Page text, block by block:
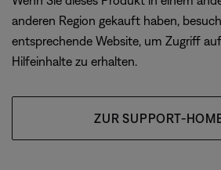
anderen Region gekauft haben,
entsprechende Website, um Zugriff
Hilfeinhalte zu erhalten.
ZUR SUPPORT-